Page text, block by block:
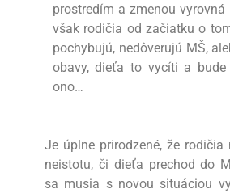
prostredím a zmenou
však rodičia od začiatku o
pochybujú, nedôverujú MŠ,
obavy, dieťa to vycíti a
ono…
Je úplne prirodzené, že rodičia
neistotu, či dieťa prechod do
sa musia s novou situáciou